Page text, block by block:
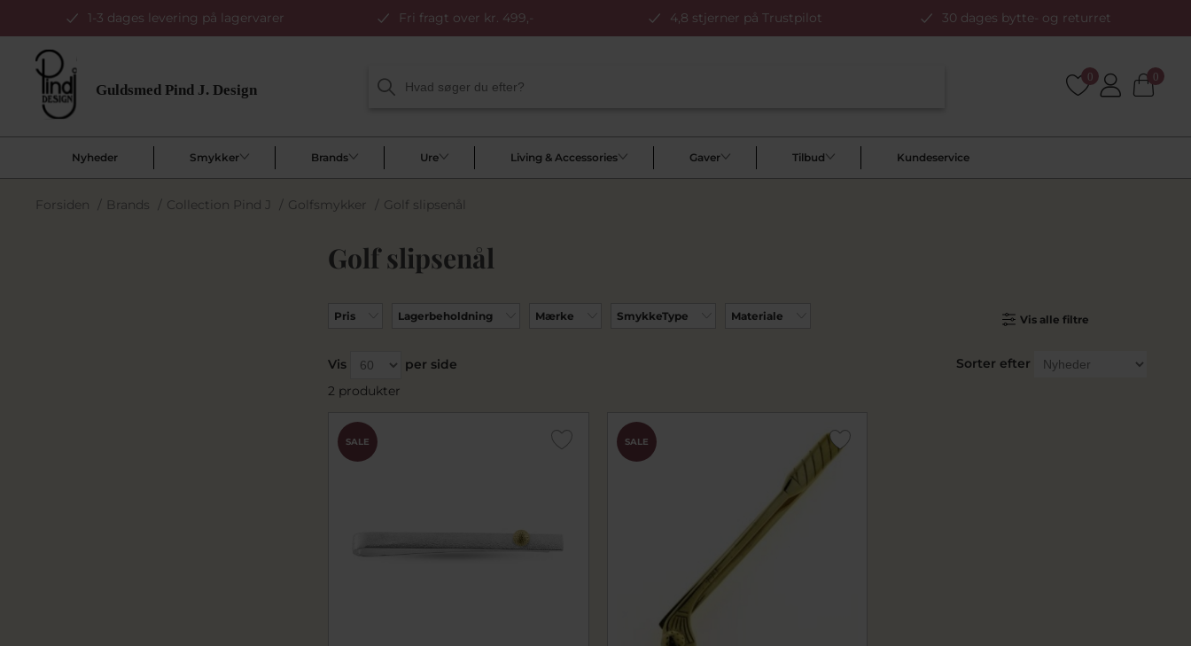
1-3 dages levering på lagervarer Fri fragt over kr. 499,- 4,8 stjerner på Trustpilot 30 dages bytte- og returret
0 0
Nyheder Smykker Brands Ure Living & Accessories Gaver Tilbud Kundeservice
Forsiden / Brands / Collection Pind J / Golfsmykker / Golf slipsenål
Golf slipsenål
Pris Lagerbeholdning Mærke SmykkeType Materiale Vis alle filtre
Sorter efter
Vis
per side
2 produkter
SALE SALE